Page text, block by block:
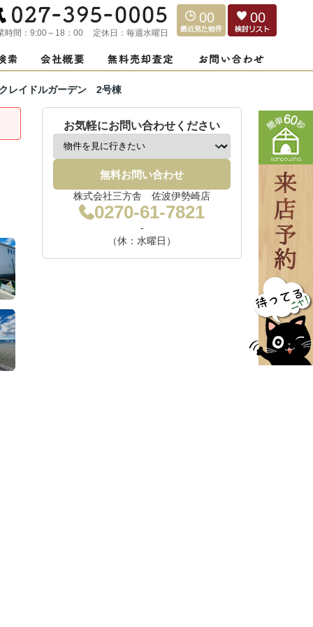
時間： 9:00～18：00 定休日： 毎週水曜日
00 00
レイドルガーデン 2号棟
お気軽にお問い合わせください
無料お問い合わせ
株式会社三方舎 佐波伊勢崎店
0270-61-7821
-
（休：水曜日）